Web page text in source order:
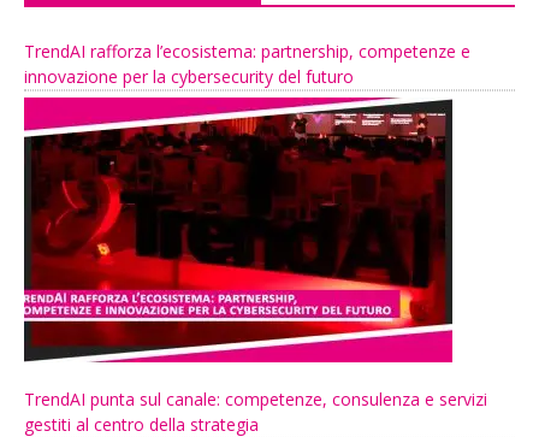
TrendAI rafforza l’ecosistema: partnership, competenze e
innovazione per la cybersecurity del futuro
TrendAI punta sul canale: competenze, consulenza e servizi
gestiti al centro della strategia